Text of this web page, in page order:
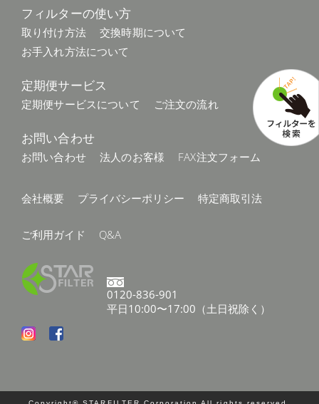
フィルターの使い方
取り付け方法
交換時期について
お手入れ方法について
定期便サービス
定期便サービスについて ご注文の流れ
お問い合わせ
お問い合わせ 法人のお客様 FAX注文フォーム
会社概要 プライバシーポリシー 特定商取引法
ご利用ガイド Q&A
0120-836-901
平日10:00〜17:00（土日祝除く）